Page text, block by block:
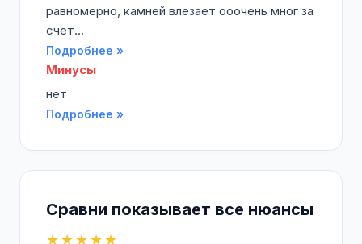
равномерно, камней влезает ооочень мног за
счет...
Подробнее »
Минусы
нет
Подробнее »
Сравни показывает все нюансы
★★★★★